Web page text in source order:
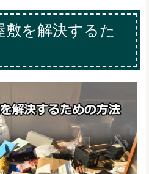
を解決するた